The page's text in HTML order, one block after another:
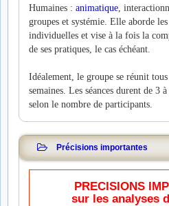
Humaines : animatique,
groupes et systémie. Elle aborde
individuelles et vise à la fois la
de ses pratiques, le cas échéant.
Idéalement, le groupe se réunit
semaines. Les séances durent de 3
selon le nombre de participants.
Précisions importantes
PRECISIONS
sur les analyses